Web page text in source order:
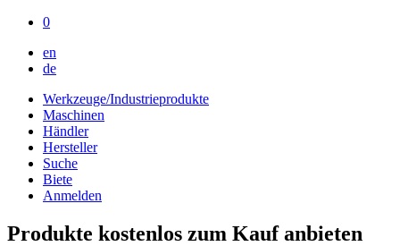
0
en
de
Werkzeuge/Industrieprodukte
Maschinen
Händler
Hersteller
Suche
Biete
Anmelden
Produkte kostenlos zum Kauf anbieten